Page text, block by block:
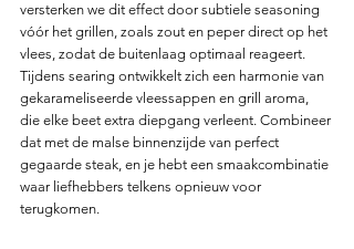
versterken we dit effect door subtiele seasoning
vóór het grillen, zoals zout en peper direct op het
vlees, zodat de buitenlaag optimaal re­a­geert.
Tijdens searing ontwikkelt zich een harmonie van
gekarameliseerde vleessappen en grill aroma,
die elke beet extra diepgang verleent. Combineer
dat met de malse binnenzijde van perfect
gegaarde steak, en je hebt een smaakcombinatie
waar liefhebbers telkens opnieuw voor
terugkomen.